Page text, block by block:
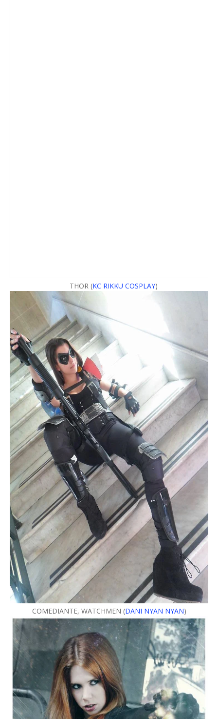
THOR (KC RIKKU COSPLAY)
COMEDIANTE, WATCHMEN (DANI NYAN NYAN)